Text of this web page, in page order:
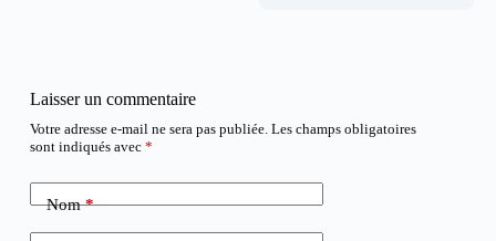
Laisser un commentaire
Votre adresse e-mail ne sera pas publiée. Les champs obligatoires
sont indiqués avec *
Nom*